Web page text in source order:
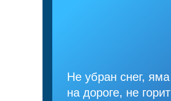
Не убран снег, яма
на дороге, не горит